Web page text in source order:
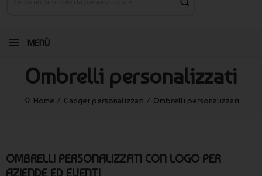
MENÙ
Ombrelli personalizzati
Home Gadget personalizzati Ombrelli personalizzati
OMBRELLI PERSONALIZZATI CON LOGO PER
AZIENDE ED EVENTI